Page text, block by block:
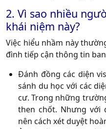
2. Vì sao nhiều
khái niệm này?
Việc hiểu nhầm này
đình tiếp cận thông tin
Đánh đồng các diện
sánh du học với các
cư. Trong những
then chốt. Nhưng với
nên cách xét duyệt